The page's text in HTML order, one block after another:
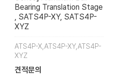
Bearing Translation Stage
, SATS4P-XY, SATS4P-
XYZ
ATS4P-X,ATS4P-XY,ATS4P-
XYZ
견적문의